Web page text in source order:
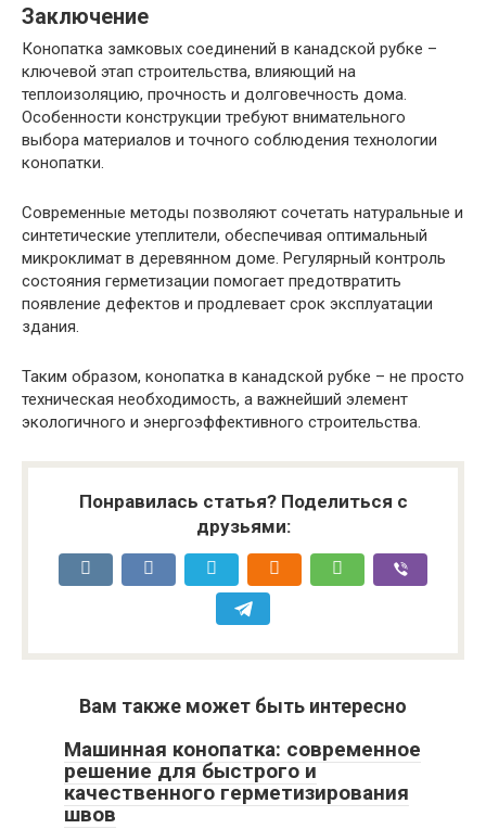
Заключение
Конопатка замковых соединений в канадской рубке –
ключевой этап строительства, влияющий на
теплоизоляцию, прочность и долговечность дома.
Особенности конструкции требуют внимательного
выбора материалов и точного соблюдения технологии
конопатки.
Современные методы позволяют сочетать натуральные и
синтетические утеплители, обеспечивая оптимальный
микроклимат в деревянном доме. Регулярный контроль
состояния герметизации помогает предотвратить
появление дефектов и продлевает срок эксплуатации
здания.
Таким образом, конопатка в канадской рубке – не просто
техническая необходимость, а важнейший элемент
экологичного и энергоэффективного строительства.
Понравилась статья? Поделиться с
друзьями:
Вам также может быть интересно
Машинная конопатка: современное
решение для быстрого и
качественного герметизирования
швов